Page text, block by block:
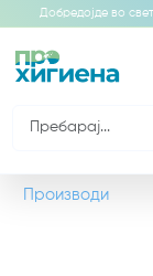
Добредојде во
Производи